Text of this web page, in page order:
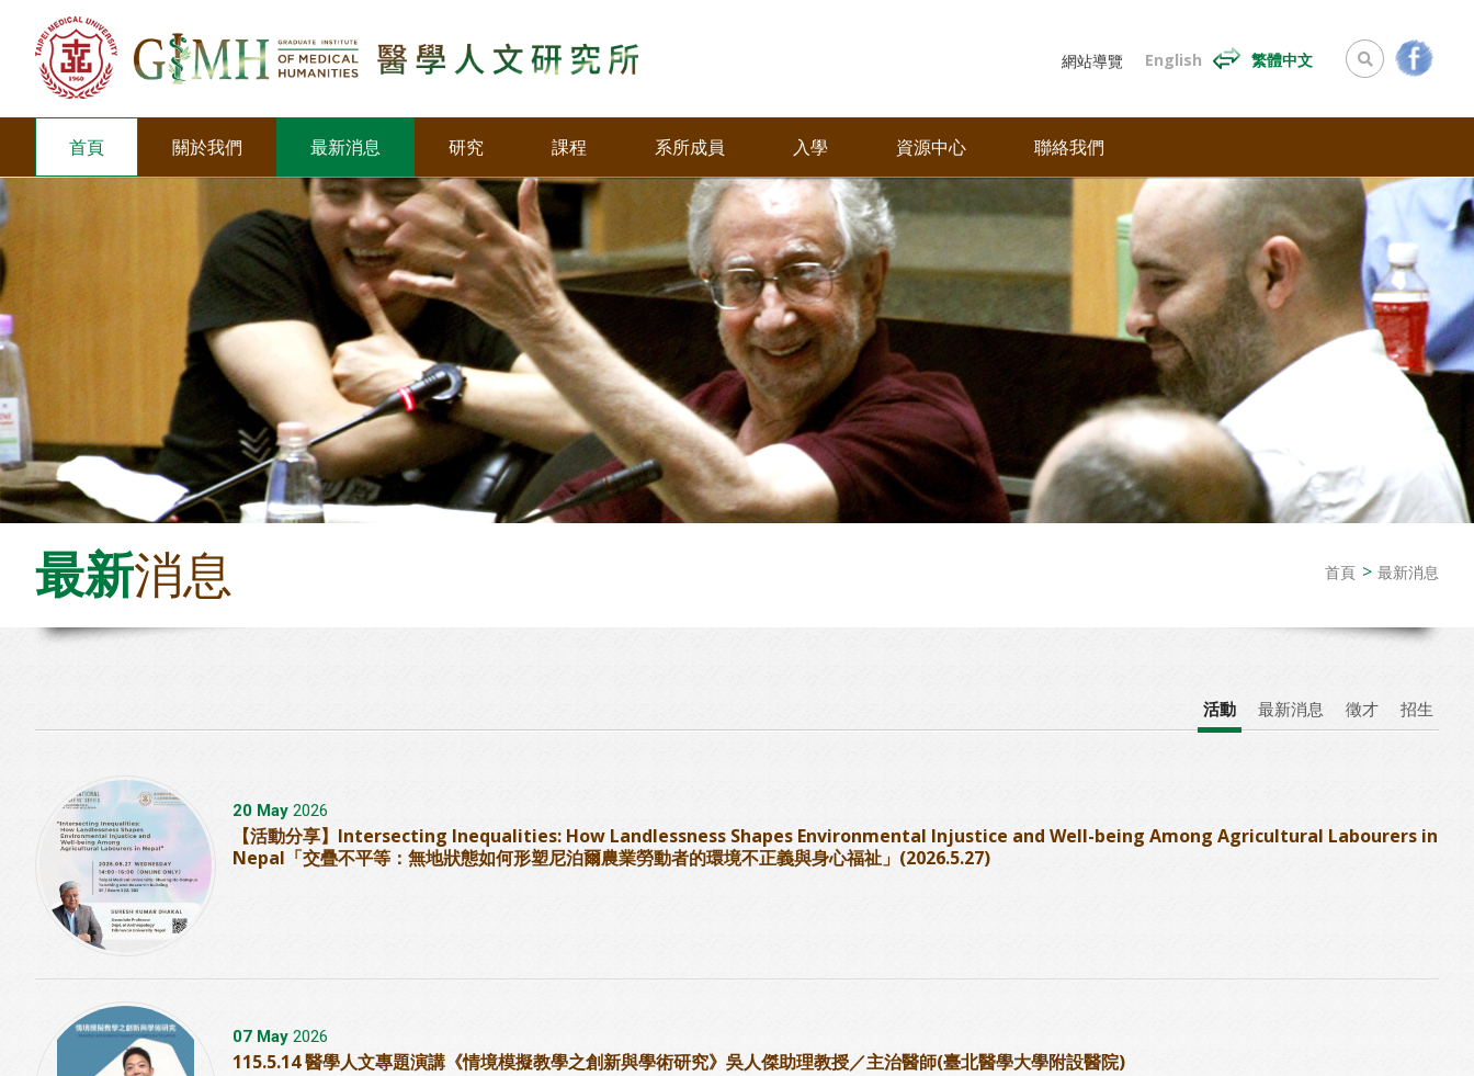
網站導覽 English 繁體中文
首頁 關於我們 最新消息 研究 課程 系所成員 入學 資源中心 聯絡我們
最新消息 首頁 最新消息
活動 最新消息 徵才 招生
20 May 2026
【活動分享】Intersecting Inequalities: How Landlessness Shapes Environmental Injustice and Well-being Among Agricultural Labourers in
Nepal「交疊不平等：無地狀態如何形塑尼泊爾農業勞動者的環境不正義與身心福祉」(2026.5.27)
07 May 2026
115.5.14 醫學人文專題演講《情境模擬教學之創新與學術研究》吳人傑助理教授／主治醫師(臺北醫學大學附設醫院)